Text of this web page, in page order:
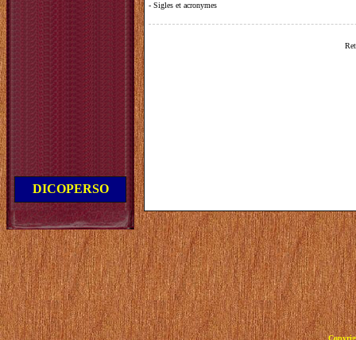
DICOPERSO
- Sigles et acronymes